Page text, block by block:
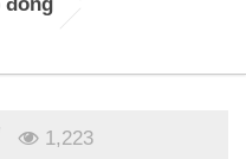
1,223